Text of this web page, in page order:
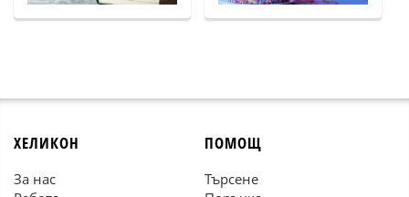
ХЕЛИКОН
За нас
ПОМОЩ
Търсене